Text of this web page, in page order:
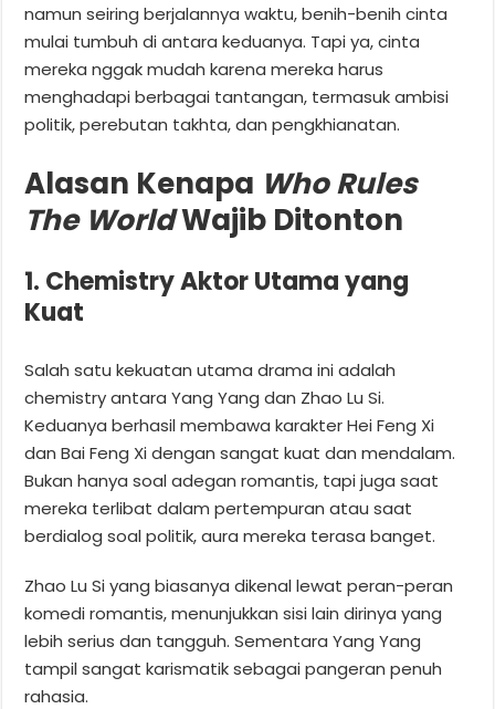
namun seiring berjalannya waktu, benih-benih cinta
mulai tumbuh di antara keduanya. Tapi ya, cinta
mereka nggak mudah karena mereka harus
menghadapi berbagai tantangan, termasuk ambisi
politik, perebutan takhta, dan pengkhianatan.
Alasan Kenapa Who Rules
The WorldWajib Ditonton
1. Chemistry Aktor Utama yang
Kuat
Salah satu kekuatan utama drama ini adalah
chemistry antara Yang Yang dan Zhao Lu Si.
Keduanya berhasil membawa karakter Hei Feng Xi
dan Bai Feng Xi dengan sangat kuat dan mendalam.
Bukan hanya soal adegan romantis, tapi juga saat
mereka terlibat dalam pertempuran atau saat
berdialog soal politik, aura mereka terasa banget.
Zhao Lu Si yang biasanya dikenal lewat peran-peran
komedi romantis, menunjukkan sisi lain dirinya yang
lebih serius dan tangguh. Sementara Yang Yang
tampil sangat karismatik sebagai pangeran penuh
rahasia.